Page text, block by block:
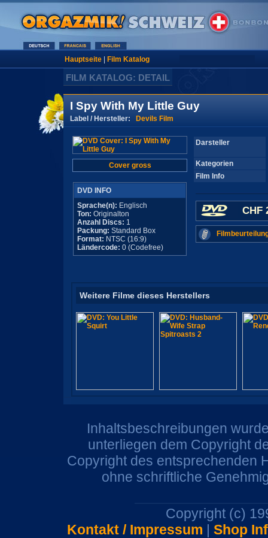
Hauptseite| Film Katalog
FILM KATALOG: DETAIL
I Spy With My Little Guy
Label / Hersteller: Devils Film
Cover gross
DVD INFO
Sprache(n): Englisch
Ton: Originalton
Anzahl Discs: 1
Packung: Standard Box
Format: NTSC (16:9)
Ländercode: 0 (Codefree)
Darsteller
Kategorien
Film Info
CHF
Weitere Filme dieses Herstellers
Inhaltsbeschreibungen
unterliegen dem Copyright
Copyright des entsprechenden
ohne schriftliche
Copyright (c)
Kontakt / Impressum | Shop